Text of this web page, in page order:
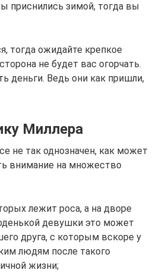
приснились зимой, тогда вы
тогда ожидайте крепкое
не будет вас огорчать.
деньги. Ведь они как пришли,
Миллера
не так однозначен, как может
внимание на множество
лежит роса, а на дворе
девушки это может
друга, с которым вскоре у
людям после такого
жизни;